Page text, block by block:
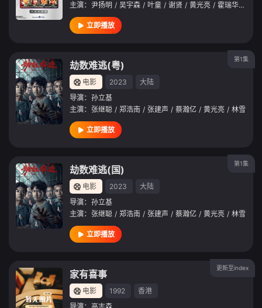
主演： 尹扬明 / 吴宇森 / 叶童 / 谢贤 / 黄光亮 / 霍瑞华 /
立即播放
第1集
劫数难逃(粤)
电影 2023
大陆
导演： 孙立基
主演： 张继聪 / 郑浩南 / 张建声 / 蔡瀚亿 / 黄光亮 / 林雪
立即播放
第1集
劫数难逃(国)
电影 2023
大陆
导演： 孙立基
主演： 张继聪 / 郑浩南 / 张建声 / 蔡瀚亿 / 黄光亮 / 林雪
立即播放
更新至index
家有喜事
电影 1992
香港